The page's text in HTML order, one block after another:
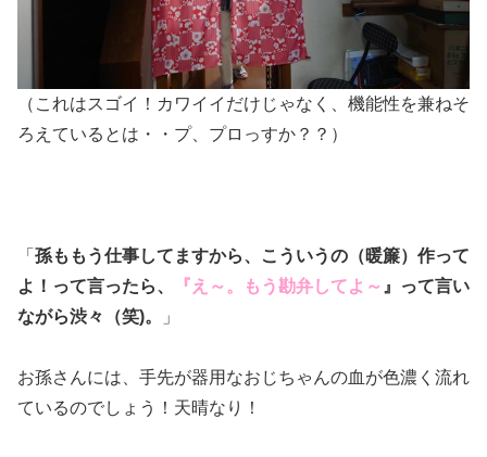
（これはスゴイ！カワイイだけじゃなく、機能性を兼ねそ
ろえているとは・・プ、プロっすか？？）
「 孫ももう仕事してますから、こういうの（暖簾）作って
よ！って言ったら、
『え～。もう勘弁してよ～ 』って言い
ながら渋々（笑)。
」
お孫さんには、手先が器用なおじちゃんの血が色濃く流れ
ているのでしょう！天晴なり！